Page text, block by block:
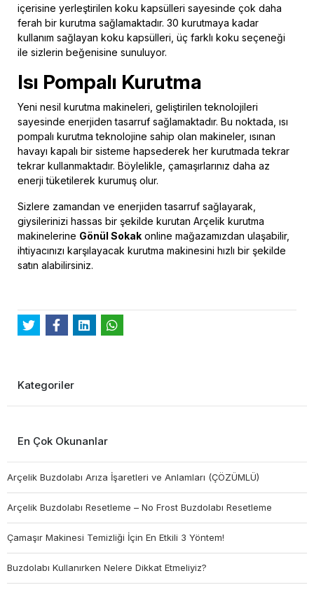
içerisine yerleştirilen koku kapsülleri sayesinde çok daha
ferah bir kurutma sağlamaktadır. 30 kurutmaya kadar
kullanım sağlayan koku kapsülleri, üç farklı koku seçeneği
ile sizlerin beğenisine sunuluyor.
Isı Pompalı Kurutma
Yeni nesil kurutma makineleri, geliştirilen teknolojileri
sayesinde enerjiden tasarruf sağlamaktadır. Bu noktada, ısı
pompalı kurutma teknolojine sahip olan makineler, ısınan
havayı kapalı bir sisteme hapsederek her kurutmada tekrar
tekrar kullanmaktadır. Böylelikle, çamaşırlarınız daha az
enerji tüketilerek kurumuş olur.
Sizlere zamandan ve enerjiden tasarruf sağlayarak,
giysilerinizi hassas bir şekilde kurutan Arçelik kurutma
makinelerine Gönül Sokak online mağazamızdan ulaşabilir,
ihtiyacınızı karşılayacak kurutma makinesini hızlı bir şekilde
satın alabilirsiniz.
Kategoriler
En Çok Okunanlar
Arçelik Buzdolabı Arıza İşaretleri ve Anlamları (ÇÖZÜMLÜ)
Arçelik Buzdolabı Resetleme – No Frost Buzdolabı Resetleme
Çamaşır Makinesi Temizliği İçin En Etkili 3 Yöntem!
Buzdolabı Kullanırken Nelere Dikkat Etmeliyiz?